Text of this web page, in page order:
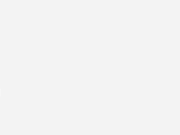
gewählt. Damit übernimmt
des Stellvertretenden
Armaturen. Stefan Gesing
Geschäftsführer des VDMA-
GmbH, der mit Wirkung